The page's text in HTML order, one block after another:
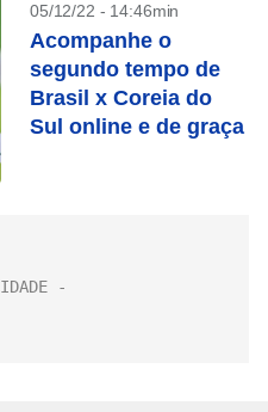
05/12/22 - 14:46min
Acompanhe o
segundo tempo de
Brasil x Coreia do
Sul online e de graça